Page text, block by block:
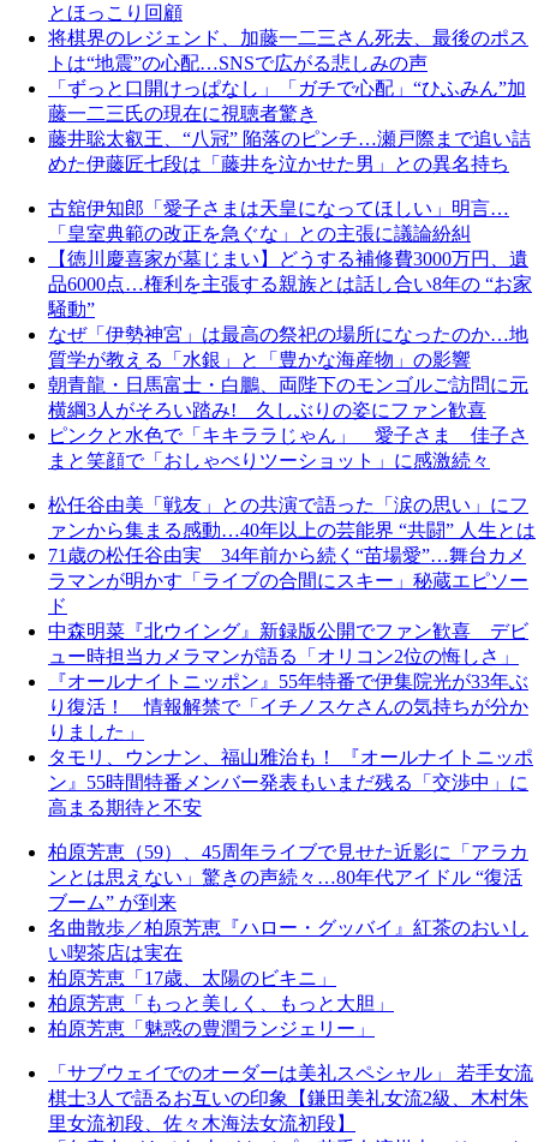
とほっこり回顧
将棋界のレジェンド、加藤一二三さん死去、最後のポス
トは“地震”の心配…SNSで広がる悲しみの声
「ずっと口開けっぱなし」「ガチで心配」“ひふみん”加
藤一二三氏の現在に視聴者驚き
藤井聡太叡王、“八冠” 陥落のピンチ…瀬戸際まで追い詰
めた伊藤匠七段は「藤井を泣かせた男」との異名持ち
古舘伊知郎「愛子さまは天皇になってほしい」明言…
「皇室典範の改正を急ぐな」との主張に議論紛糾
【徳川慶喜家が墓じまい】どうする補修費3000万円、遺
品6000点…権利を主張する親族とは話し合い8年の “お家
騒動”
なぜ「伊勢神宮」は最高の祭祀の場所になったのか…地
質学が教える「水銀」と「豊かな海産物」の影響
朝青龍・日馬富士・白鵬、両陛下のモンゴルご訪問に元
横綱3人がそろい踏み! 久しぶりの姿にファン歓喜
ピンクと水色で「キキララじゃん」 愛子さま 佳子さ
まと笑顔で「おしゃべりツーショット」に感激続々
松任谷由美「戦友」との共演で語った「涙の思い」にフ
ァンから集まる感動…40年以上の芸能界 “共闘” 人生とは
71歳の松任谷由実 34年前から続く“苗場愛”…舞台カメ
ラマンが明かす「ライブの合間にスキー」秘蔵エピソー
ド
中森明菜『北ウイング』新録版公開でファン歓喜 デビ
ュー時担当カメラマンが語る「オリコン2位の悔しさ」
『オールナイトニッポン』55年特番で伊集院光が33年ぶ
り復活！ 情報解禁で「イチノスケさんの気持ちが分か
りました」
タモリ、ウンナン、福山雅治も！ 『オールナイトニッポ
ン』55時間特番メンバー発表もいまだ残る「交渉中」に
高まる期待と不安
柏原芳恵（59）、45周年ライブで見せた近影に「アラカ
ンとは思えない」驚きの声続々…80年代アイドル “復活
ブーム” が到来
名曲散歩／柏原芳恵『ハロー・グッバイ』紅茶のおいし
い喫茶店は実在
柏原芳恵「17歳、太陽のビキニ」
柏原芳恵「もっと美しく、もっと大胆」
柏原芳恵「魅惑の豊潤ランジェリー」
「サブウェイでのオーダーは美礼スペシャル」 若手女流
棋士3人で語るお互いの印象【鎌田美礼女流2級、木村朱
里女流初段、佐々木海法女流初段】